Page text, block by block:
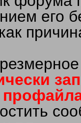
его